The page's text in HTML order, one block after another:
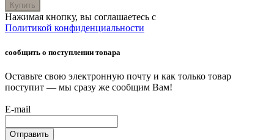
Купить
Нажимая кнопку, вы соглашаетесь с
Политикой конфиденциальности
сообщить о поступлении товара
Оставьте свою электронную почту и как только товар
поступит — мы сразу же сообщим Вам!
E-mail
Отправить